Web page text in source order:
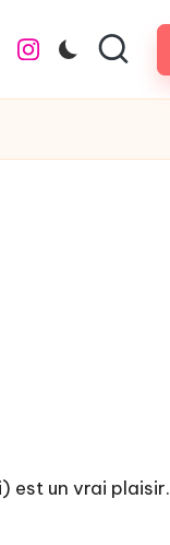
Instagram
est un vrai plaisir.